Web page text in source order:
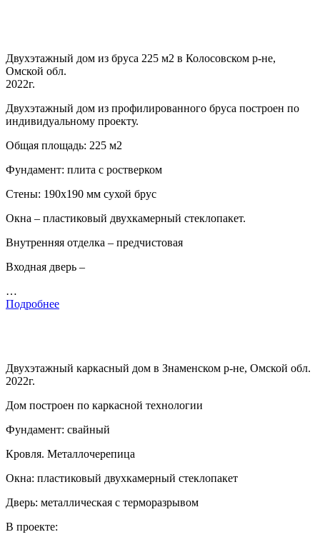
Двухэтажный дом из бруса 225 м2 в Колосовском р-не,
Омской обл.
2022г.
Двухэтажный дом из профилированного бруса построен по
индивидуальному проекту.
Общая площадь: 225 м2
Фундамент: плита с ростверком
Стены: 190х190 мм сухой брус
Окна – пластиковый двухкамерный стеклопакет.
Внутренняя отделка – предчистовая
Входная дверь –
…
Подробнее
Двухэтажный каркасный дом в Знаменском р-не, Омской обл.
2022г.
Дом построен по каркасной технологии
Фундамент: свайный
Кровля. Металлочерепица
Окна: пластиковый двухкамерный стеклопакет
Дверь: металлическая с терморазрывом
В проекте: